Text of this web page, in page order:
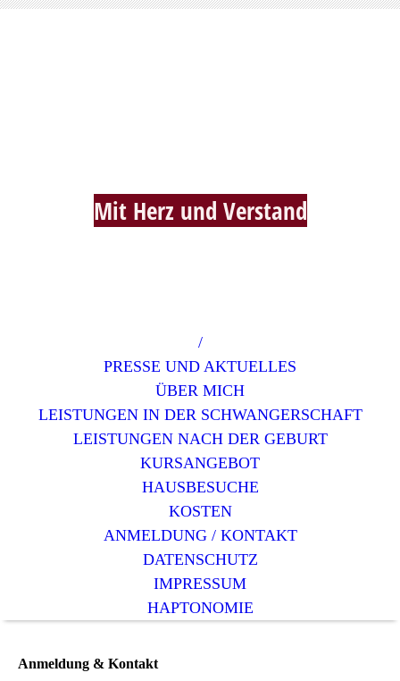
Mit Herz und Verstand
/
PRESSE UND AKTUELLES
ÜBER MICH
LEISTUNGEN IN DER SCHWANGERSCHAFT
LEISTUNGEN NACH DER GEBURT
KURSANGEBOT
HAUSBESUCHE
KOSTEN
ANMELDUNG / KONTAKT
DATENSCHUTZ
IMPRESSUM
HAPTONOMIE
Anmeldung & Kontakt